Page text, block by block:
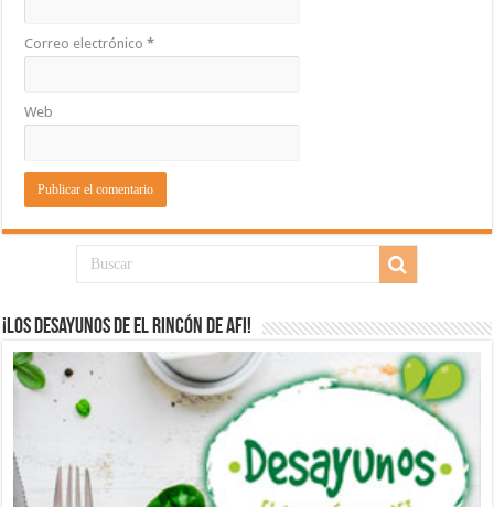
Correo electrónico*
Web
¡Los desayunos de El Rincón de Afi!